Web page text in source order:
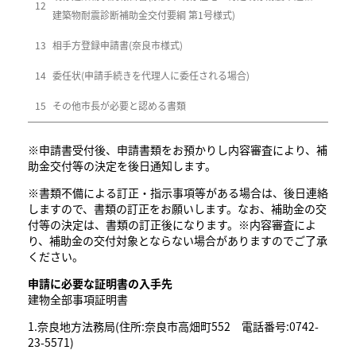
12
建築物耐震診断補助金交付要綱 第1号様式)
13 相手方登録申請書(奈良市様式)
14 委任状(申請手続きを代理人に委任される場合)
15 その他市長が必要と認める書類
※申請書受付後、申請書類をお預かりし内容審査により、補
助金交付等の決定を後日通知します。
※書類不備による訂正・指示事項等がある場合は、後日連絡
しますので、書類の訂正をお願いします。なお、補助金の交
付等の決定は、書類の訂正後になります。※内容審査によ
り、補助金の交付対象とならない場合がありますのでご了承
ください。
申請に必要な証明書の入手先
建物全部事項証明書
1.奈良地方法務局(住所:奈良市高畑町552 電話番号:0742-
23-5571)